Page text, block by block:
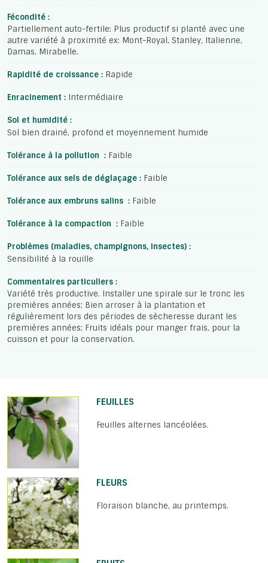
Fécondité :
Partiellement auto-fertile: Plus productif si planté avec une
autre variété à proximité ex: Mont-Royal, Stanley, Italienne,
Damas, Mirabelle.
Rapidité de croissance : Rapide
Enracinement : Intermédiaire
Sol et humidité :
Sol bien drainé, profond et moyennement humide
Tolérance à la pollution : Faible
Tolérance aux sels de déglaçage : Faible
Tolérance aux embruns salins : Faible
Tolérance à la compaction : Faible
Problèmes (maladies, champignons, insectes) :
Sensibilité à la rouille
Commentaires particuliers :
Variété très productive. Installer une spirale sur le tronc les
premières années; Bien arroser à la plantation et
régulièrement lors des périodes de sècheresse durant les
premières années; Fruits idéals pour manger frais, pour la
cuisson et pour la conservation.
FEUILLES
Feuilles alternes lancéolées.
FLEURS
Floraison blanche, au printemps.